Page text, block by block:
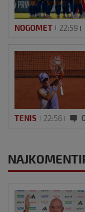
NOGOMET 22:59
TENIS 22:56